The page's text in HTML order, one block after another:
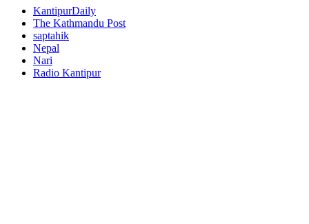
KantipurDaily
The Kathmandu Post
saptahik
Nepal
Nari
Radio Kantipur